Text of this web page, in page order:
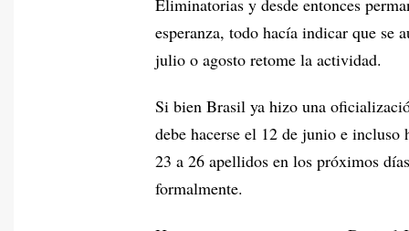
Eliminatorias y desde entonces
esperanza, todo hacía indicar que se
julio o agosto retome la actividad.
Si bien Brasil ya hizo una
debe hacerse el 12 de junio e incluso
23 a 26 apellidos en los próximos
formalmente.